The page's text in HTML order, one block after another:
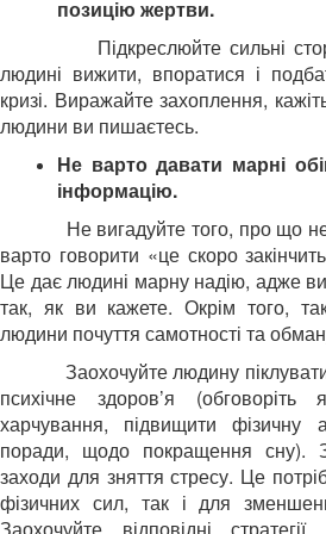
позицію жертви.
Підкреслюйте сильні
людині вижити, впоратися і
кризі. Виражайте захоплення,
людини ви пишаєтесь.
Не варто давати марні
інформацію.
Не вигадуйте того, про що не
варто говорити «це скоро
Це дає людині марну надію, адже
так, як ви кажете. Окрім того,
людини почуття самотності та
Заохочуйте людину
психічне здоров’я
харчування, підвищити фізичну
поради, щодо покращення сну).
заходи для зняття стресу. Це
фізичних сил, так і для